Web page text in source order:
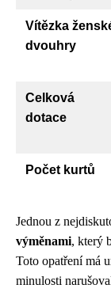
Vítězka
dvouhry
Celková
dotace
Počet kurtů
Jednou z
výměnami, který
Toto opatření má
minulosti